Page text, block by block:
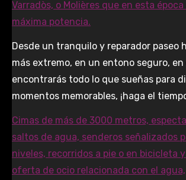
Desde un tranquilo y reparador paseo
más extremo, en un entono seguro, en
encontrarás todo lo que sueñas para
momentos memorables, ¡haga el
Cimas de más de 3000 metros,
saltos de agua, senderos señalizados
niveles, recorridos a pie o en bicicleta
oferta de ocio relacionada con el agua,